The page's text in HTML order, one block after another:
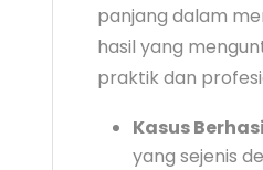
panjang dalam
hasil yang
praktik dan
Kasus
yang sejenis